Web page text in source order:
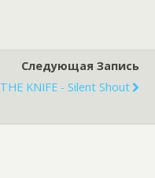
Следующая Запись
THE KNIFE - Silent Shout